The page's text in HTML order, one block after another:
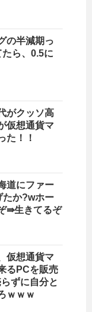
の半減期っ
ら、0.5に
がクッソ高
仮想通貨マ
た！！
道にファー
たか?wホー
⇛生きてるぞ
仮想通貨マ
るPCを販売
ずに自分と
ｗｗｗ